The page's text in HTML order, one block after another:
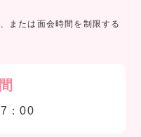
または面会時間を制限する
：00